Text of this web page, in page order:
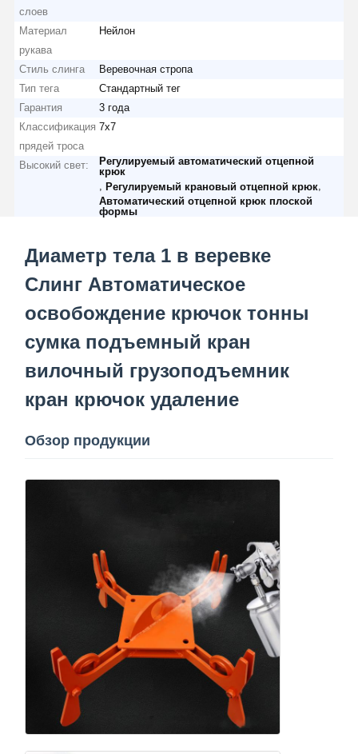
Наша
Фабрика
Контроль
Колеса кранов
Барабанчик веревочки провода
Кранный крюк
Подъемник
Транспортное оборудование
Подъемные устройства
Аксессуары для кранов
слоев
Материал
рукава
Нейлон
Стиль слинга
Веревочная стропа
Тип тега
Стандартный тег
Гарантия
3 года
Классификация
прядей троса
7x7
Высокий свет:
Регулируемый автоматический отцепной
крюк
,Регулируемый крановый отцепной крюк
Автоматический отцепной крюк плоской
формы
Диаметр тела 1 в веревке
Слинг Автоматическое
освобождение крючок тонны
сумка подъемный кран
вилочный грузоподъемник
кран крючок удаление
Обзор продукции